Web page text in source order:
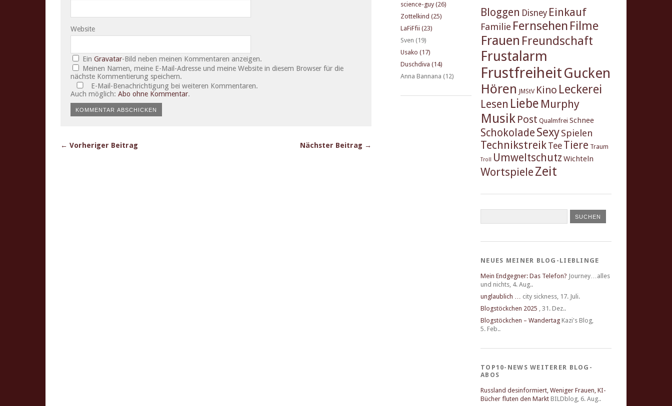
Website
EinGravatar-Bild neben meinen Kommentaren anzeigen.
Meinen Namen, meine E-Mail-Adresse und meine Website in diesem Browser für die
nächste Kommentierung speichern.
E-Mail-Benachrichtigung bei weiteren Kommentaren.
Auch möglich: Abo ohne Kommentar.
← Vorheriger Beitrag Nächster Beitrag →
science-guy (26)
Zottelkind (25)
LaFiFfii (23)
Sven (19)
Usako (17)
Duschdiva (14)
Anna Bannana (12)
Bloggen Disney Einkauf
Familie Fernsehen Filme
Frauen Freundschaft
Frustalarm
FrustfreiheitGucken
Hören JMStV Kino Leckerei
Lesen Liebe Murphy
Musik Post Qualmfrei Schnee
Schokolade SexySpielen
Technikstreik Tee Tiere Traum
Troll Umweltschutz Wichteln
Wortspiele Zeit
NEUES MEINER BLOG-LIEBLINGE
Mein Endgegner: Das Telefon? Journey…alles
und nichts, 4. Aug..
unglaublich … city sickness, 17. Juli.
Blogstöckchen 2025 , 31. Dez..
Blogstöckchen – Wandertag Kazi's Blog,
5. Feb..
TOP10-NEWS WEITERER BLOG-
ABOS
Russland desinformiert, Weniger Frauen, KI-
Bücher fluten den Markt BILDblog, 6. Aug..